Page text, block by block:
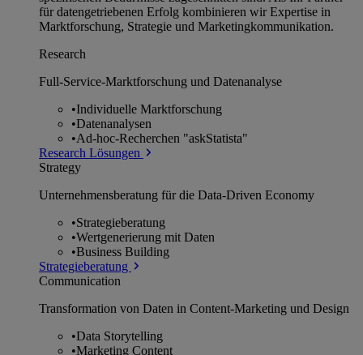
für datengetriebenen Erfolg kombinieren wir Expertise in
Marktforschung, Strategie und Marketingkommunikation.
Research
Full-Service-Marktforschung und Datenanalyse
•Individuelle Marktforschung
•Datenanalysen
•Ad-hoc-Recherchen "askStatista"
Research Lösungen
Strategy
Unternehmens­beratung für die Data-Driven Economy
•Strategieberatung
•Wertgenerierung mit Daten
•Business Building
Strategieberatung
Communication
Transformation von Daten in Content-Marketing und Design
•Data Storytelling
•Marketing Content